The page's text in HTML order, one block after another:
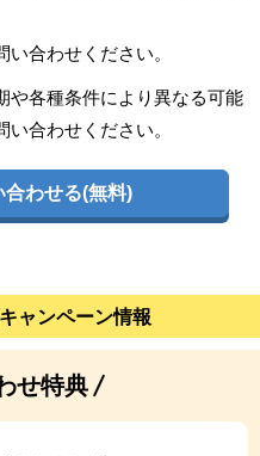
合わせください。
各種条件により異なる可能
合わせください。
わせる(無料)
ャンペーン情報
せ特典